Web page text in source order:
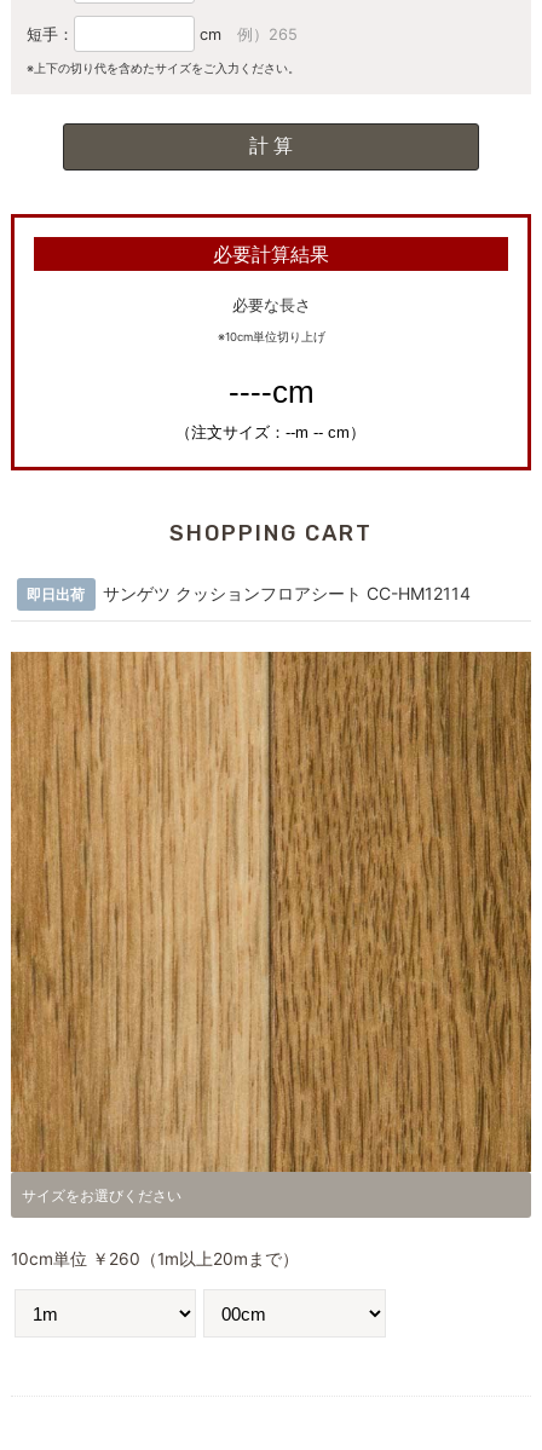
短手： cm 例）265
※上下の切り代を含めたサイズをご入力ください。
必要計算結果
必要な長さ
※10cm単位切り上げ
SHOPPING CART
即日出荷 サンゲツ クッションフロアシート CC-HM12114
サイズをお選びください
10cm単位 ￥260（1m以上20mまで）